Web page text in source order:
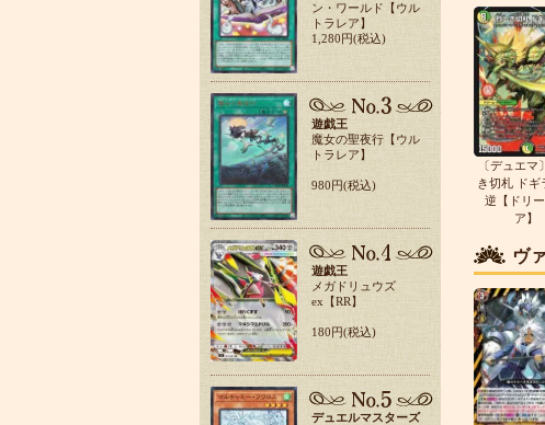
ン・ワールド【ウル
トラレア】
1,280円(税込)
遊戯王
魔女の聖夜行【ウル
トラレア】
980円(税込)
遊戯王
メガドリュウズ
ex【RR】
180円(税込)
デュエルマスターズ
〔デュエマ
き切札 ドギ
逆【ドリ
ア】
ヴ